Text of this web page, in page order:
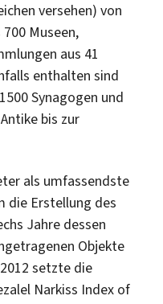
versehen) von
Museen,
aus 41
enthalten sind
Synagogen und
bis zur
als umfassendste
die Erstellung des
Jahre dessen
Objekte
setzte die
Narkiss Index of